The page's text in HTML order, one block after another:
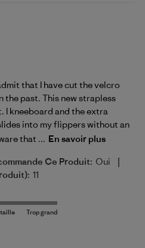
that I have cut the velcro
past. This new strapless
I kneeboard and the extra
into my flippers without an
that ... En savoir plus
Ce Produit: Oui |
11